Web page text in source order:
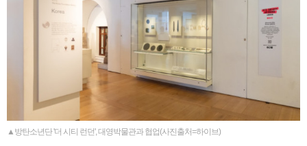
▲방탄소년단 '더 시티 런던', 대영박물관과 협업(사진출처=하이브)